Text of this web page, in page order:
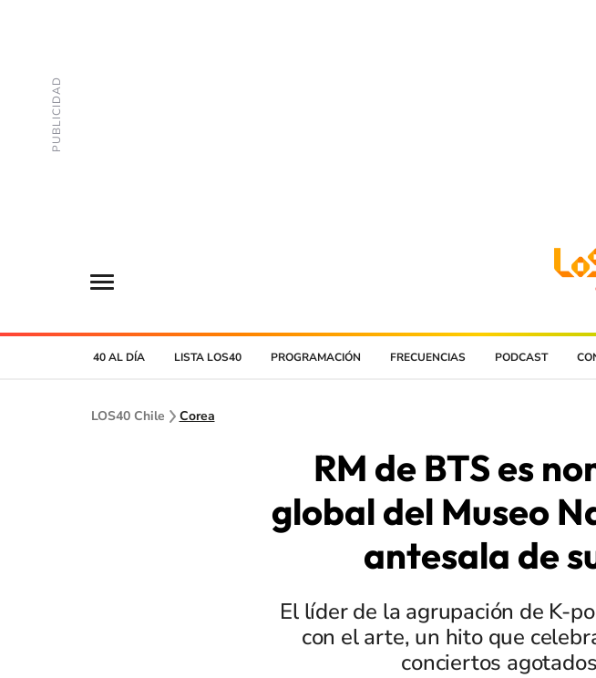
40 AL DÍA LISTA LOS40 PROGRAMACIÓN FRECUENCIAS PODCAST
LOS40 Chile Corea
RM de BTS es
global del Museo
antesala de
El líder de la agrupación de K-
con el arte, un hito que
conciertos